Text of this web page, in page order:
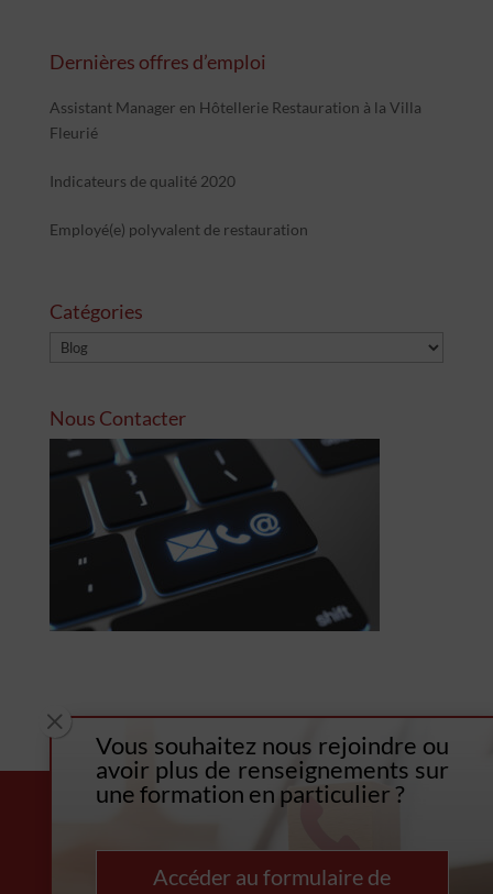
Dernières offres d’emploi
Assistant Manager en Hôtellerie Restauration à la Villa
Fleurié
Indicateurs de qualité 2020
Employé(e) polyvalent de restauration
Catégories
Catégories
Nous Contacter
M
Vous souhaitez nous rejoindre ou
avoir plus de renseignements sur
une formation en particulier ?
Accéder au formulaire de